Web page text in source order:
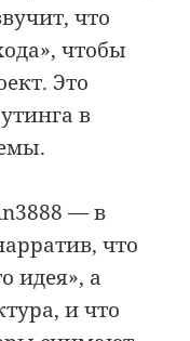
что
чтобы
Это
в
— в
что
идея», а
и что